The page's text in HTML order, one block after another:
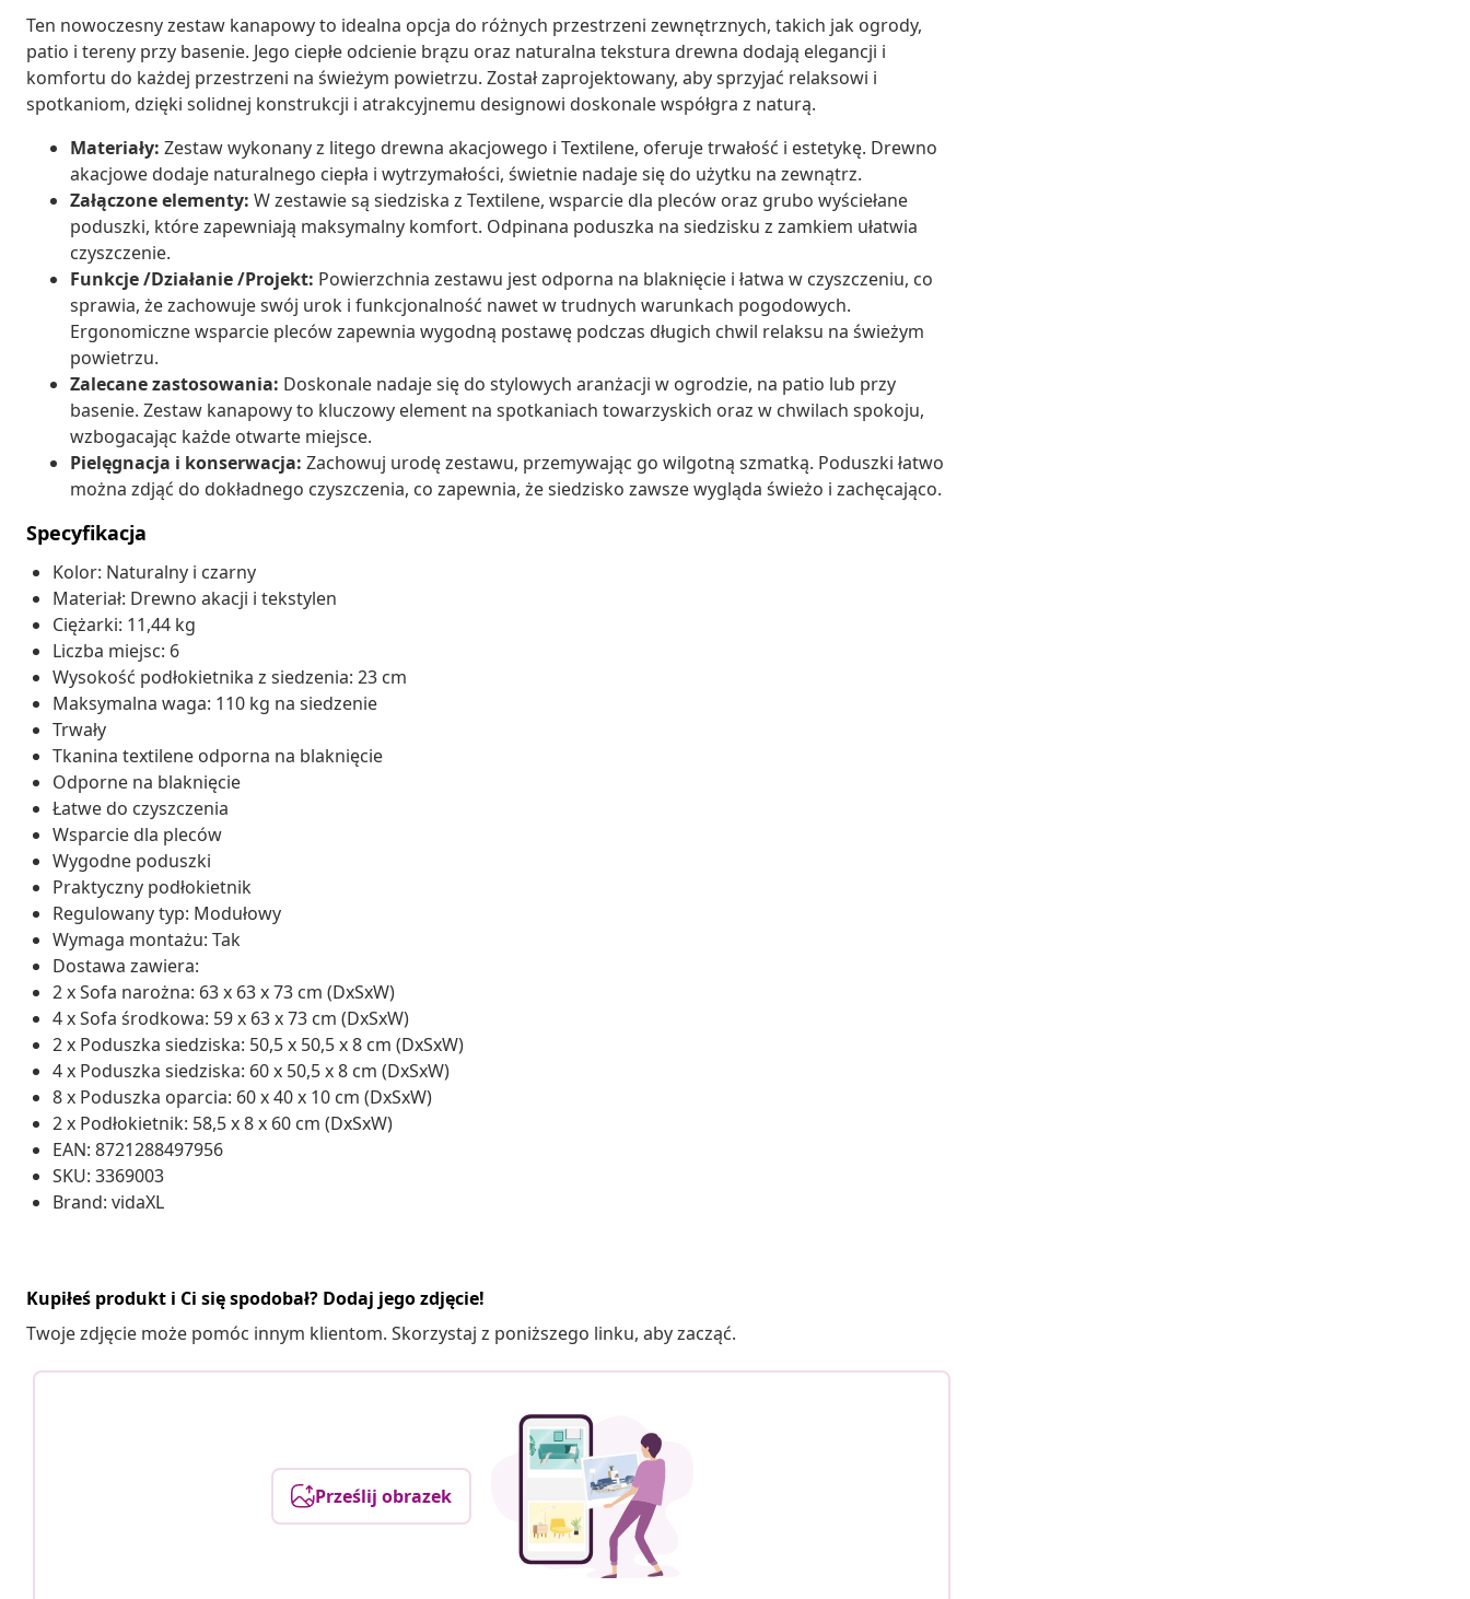
Ten nowoczesny zestaw kanapowy to idealna opcja do różnych przestrzeni zewnętrznych, takich jak ogrody,
patio i tereny przy basenie. Jego ciepłe odcienie brązu oraz naturalna tekstura drewna dodają elegancji i
komfortu do każdej przestrzeni na świeżym powietrzu. Został zaprojektowany, aby sprzyjać relaksowi i
spotkaniom, dzięki solidnej konstrukcji i atrakcyjnemu designowi doskonale współgra z naturą.
Materiały: Zestaw wykonany z litego drewna akacjowego i Textilene, oferuje trwałość i estetykę. Drewno
akacjowe dodaje naturalnego ciepła i wytrzymałości, świetnie nadaje się do użytku na zewnątrz.
Załączone elementy: W zestawie są siedziska z Textilene, wsparcie dla pleców oraz grubo wyściełane
poduszki, które zapewniają maksymalny komfort. Odpinana poduszka na siedzisku z zamkiem ułatwia
czyszczenie.
Funkcje /Działanie /Projekt: Powierzchnia zestawu jest odporna na blaknięcie i łatwa w czyszczeniu, co
sprawia, że zachowuje swój urok i funkcjonalność nawet w trudnych warunkach pogodowych.
Ergonomiczne wsparcie pleców zapewnia wygodną postawę podczas długich chwil relaksu na świeżym
powietrzu.
Zalecane zastosowania: Doskonale nadaje się do stylowych aranżacji w ogrodzie, na patio lub przy
basenie. Zestaw kanapowy to kluczowy element na spotkaniach towarzyskich oraz w chwilach spokoju,
wzbogacając każde otwarte miejsce.
Pielęgnacja i konserwacja: Zachowuj urodę zestawu, przemywając go wilgotną szmatką. Poduszki łatwo
można zdjąć do dokładnego czyszczenia, co zapewnia, że siedzisko zawsze wygląda świeżo i zachęcająco.
Specyfikacja
Kolor: Naturalny i czarny
Materiał: Drewno akacji i tekstylen
Ciężarki: 11,44 kg
Liczba miejsc: 6
Wysokość podłokietnika z siedzenia: 23 cm
Maksymalna waga: 110 kg na siedzenie
Trwały
Tkanina textilene odporna na blaknięcie
Odporne na blaknięcie
Łatwe do czyszczenia
Wsparcie dla pleców
Wygodne poduszki
Praktyczny podłokietnik
Regulowany typ: Modułowy
Wymaga montażu: Tak
Dostawa zawiera:
2 x Sofa narożna: 63 x 63 x 73 cm (DxSxW)
4 x Sofa środkowa: 59 x 63 x 73 cm (DxSxW)
2 x Poduszka siedziska: 50,5 x 50,5 x 8 cm (DxSxW)
4 x Poduszka siedziska: 60 x 50,5 x 8 cm (DxSxW)
8 x Poduszka oparcia: 60 x 40 x 10 cm (DxSxW)
2 x Podłokietnik: 58,5 x 8 x 60 cm (DxSxW)
EAN: 8721288497956
SKU: 3369003
Brand: vidaXL
Kupiłeś produkt i Ci się spodobał? Dodaj jego zdjęcie!
Twoje zdjęcie może pomóc innym klientom. Skorzystaj z poniższego linku, aby zacząć.
Prześlij obrazek